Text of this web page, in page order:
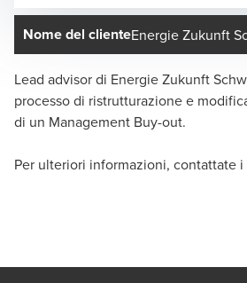
Nome del clienteEnergie Zukunft
Lead advisor di Energie Zukunft
processo di ristrutturazione e
di un Management Buy-out.
Per ulteriori informazioni, contattate